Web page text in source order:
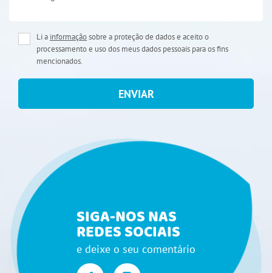
Li a informaçãosobre a proteção de dados e aceito o
processamento e uso dos meus dados pessoais para os fins
mencionados.
ENVIAR
SIGA-NOS NAS
REDES SOCIAIS
e deixe o seu comentário